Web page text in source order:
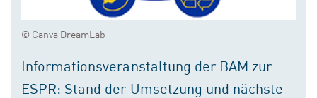
© Canva DreamLab
Informationsveranstaltung der BAM zur
ESPR: Stand der Umsetzung und nächste